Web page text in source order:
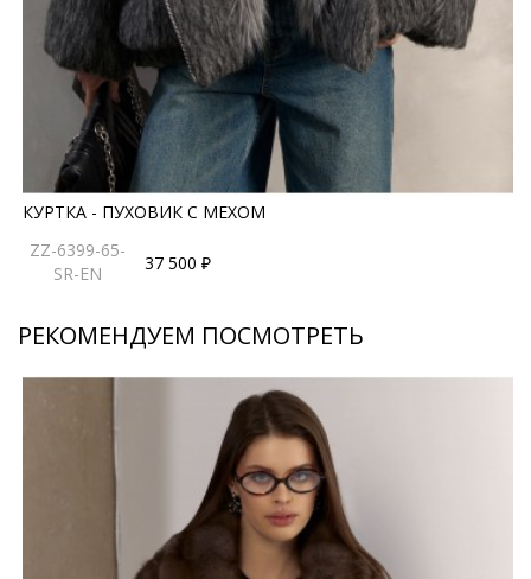
КУРТКА - ПУХОВИК С МЕХОМ
ZZ-6399-65-
SR-EN
37 500 ₽
РЕКОМЕНДУЕМ ПОСМОТРЕТЬ